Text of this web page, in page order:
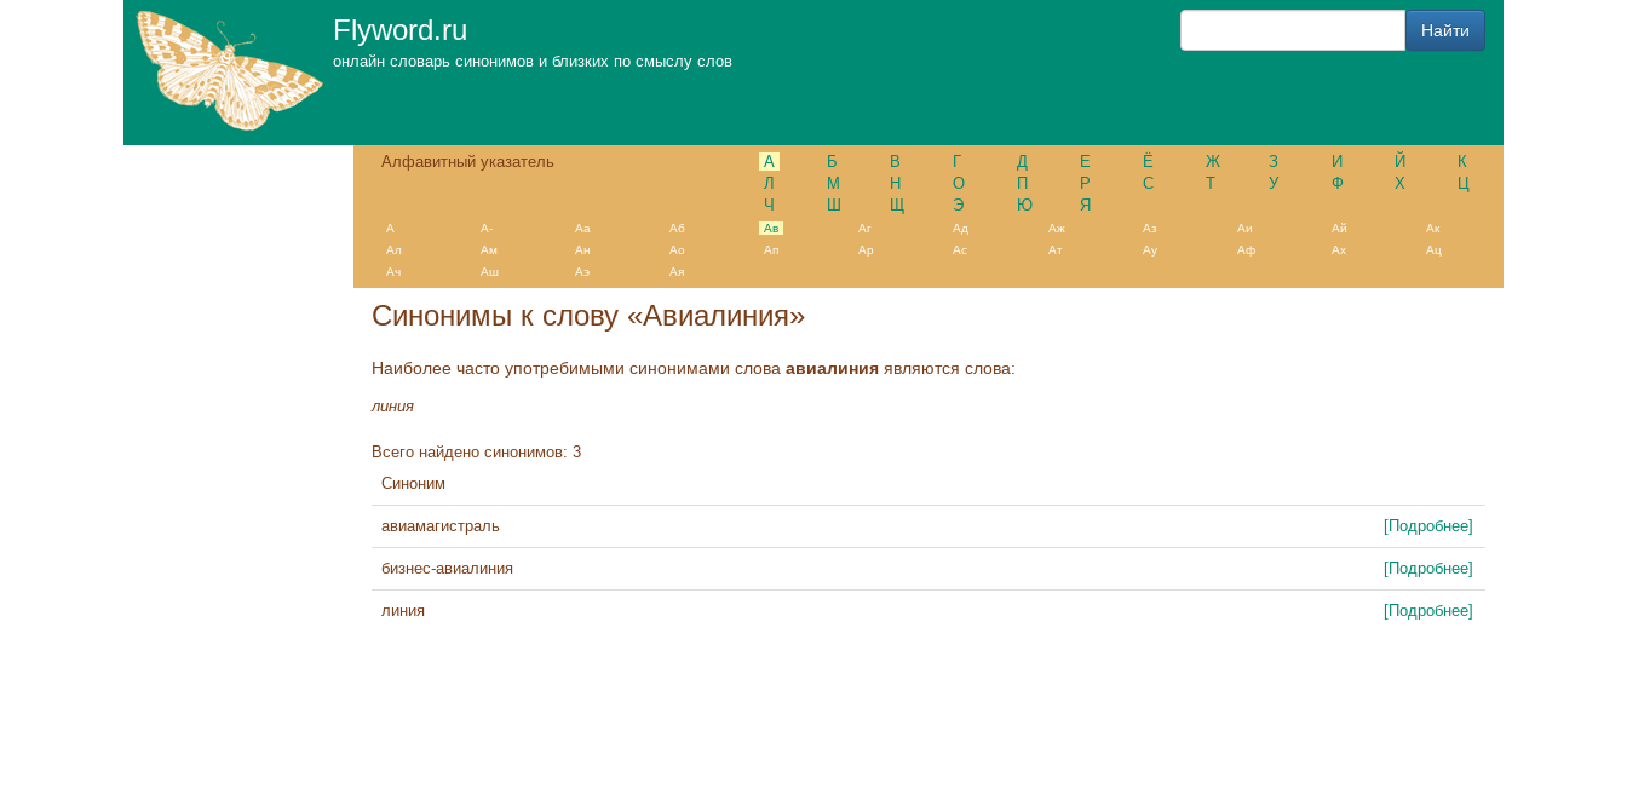
Flyword.ru
онлайн словарь синонимов и близких по смыслу слов
Алфавитный указатель А Б В Г Д Е Ё Ж З И Й
К
Л
М Н О П Р С Т У Ф Х
Ц
Ч
Ш Щ Э Ю Я
А А- Аа Аб Ав Аг Ад Аж Аз Аи Ай
Ак
Ал
Ам Ан Ао Ап Ар Ас Ат Ау Аф Ах
Ац
Ач
Аш Аэ Ая
Синонимы к слову «Авиалиния»
Наиболее часто употребимыми синонимами слова авиалиния являются слова:
линия
Всего найдено синонимов: 3
Синоним
авиамагистраль [Подробнее]
бизнес-авиалиния [Подробнее]
линия [Подробнее]